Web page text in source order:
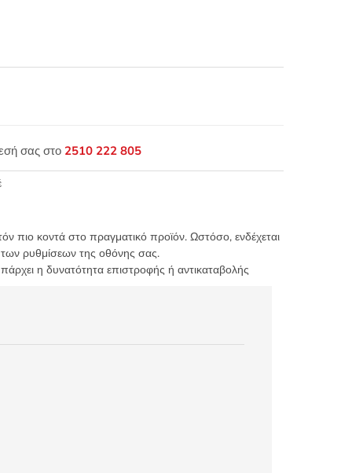
σας στο 2510 222 805
πιο κοντά στο πραγματικό προϊόν. Ωστόσο, ενδέχεται
ρυθμίσεων της οθόνης σας.
η δυνατότητα επιστροφής ή αντικαταβολής